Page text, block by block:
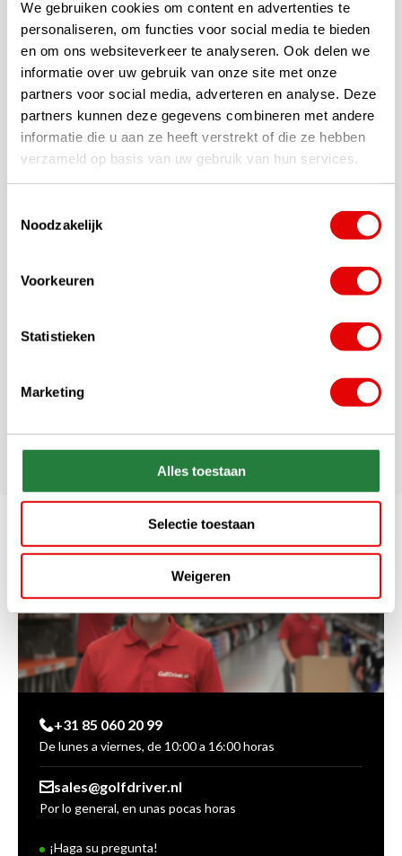
We gebruiken cookies om content en advertenties te
personaliseren, om functies voor social media te bieden
en om ons websiteverkeer te analyseren. Ook delen we
informatie over uw gebruik van onze site met onze
partners voor social media, adverteren en analyse. Deze
partners kunnen deze gegevens combineren met andere
informatie die u aan ze heeft verstrekt of die ze hebben
verzameld op basis van uw gebruik van hun services.
Noodzakelijk
Voorkeuren
Statistieken
Marketing
Alles toestaan
Selectie toestaan
Weigeren
Especificaciones
Bolsa de golf 'híbrida' premium con parte superior de 14
divisiones
Sistema de Soporte FlexTech
Sistema de transporte cómodo y autoajustable
Paso para correa de carro para una fijación segura al carro
Permite un fácil acceso a los compartimentos de ropa y objetos
Microsuede
Diseño de compartimento integrado
Gran compartimento refrigerado aislado con desagüe
Compartimento para bolas con frontal extraíble para bordar
Correas extraíbles
Peso: Aproximadamente 2,5 Kg
+31 85 060 20 99
De lunes a viernes, de 10:00 a 16:00 horas
sales@golfdriver.nl
Por lo general, en unas pocas horas
¡Haga su pregunta!